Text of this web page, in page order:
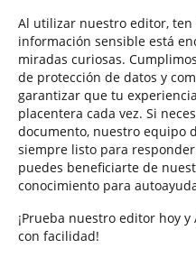
Al utilizar nuestro editor,
información sensible está
miradas curiosas.
de protección de datos y
garantizar que tu
placentera cada vez. Si
documento, nuestro equipo
siempre listo para
puedes beneficiarte de
conocimiento para
¡Prueba nuestro editor hoy
con facilidad!